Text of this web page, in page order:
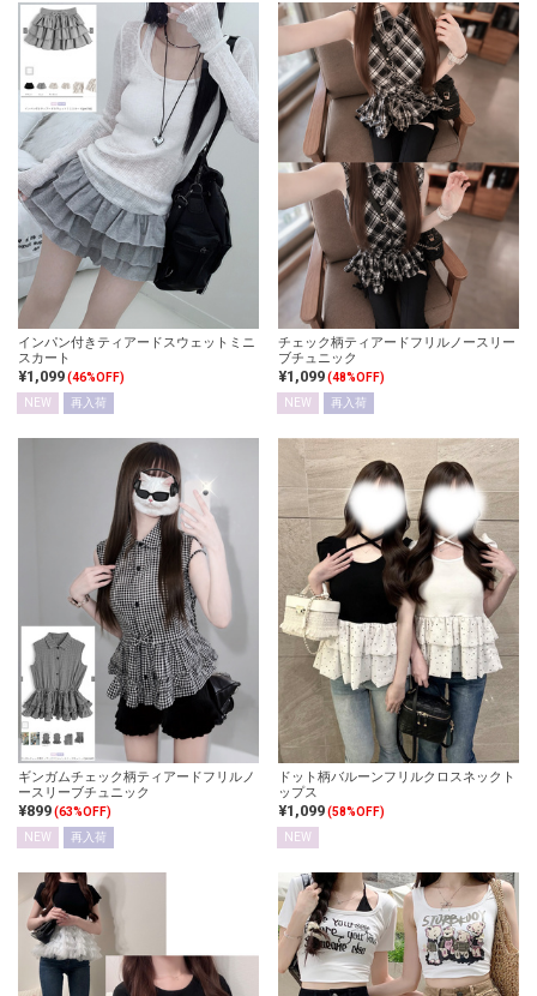
インパン付きティアードスウェットミニ
スカート
¥1,099(46%OFF)
NEW
再入荷
チェック柄ティアードフリルノースリー
ブチュニック
¥1,099(48%OFF)
NEW
再入荷
ギンガムチェック柄ティアードフリルノ
ースリーブチュニック
¥899(63%OFF)
NEW
再入荷
ドット柄バルーンフリルクロスネックト
ップス
¥1,099(58%OFF)
NEW